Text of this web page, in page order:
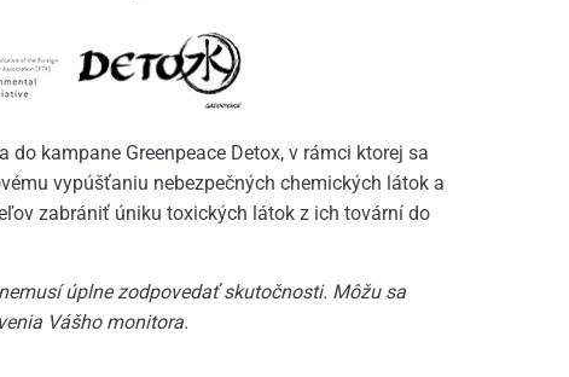
kampane Greenpeace Detox, v rámci ktorej sa
vypúšťaniu nebezpečných chemických látok a
zabrániť úniku toxických látok z ich tovární do
úplne zodpovedať skutočnosti. Môžu sa
Vášho monitora.